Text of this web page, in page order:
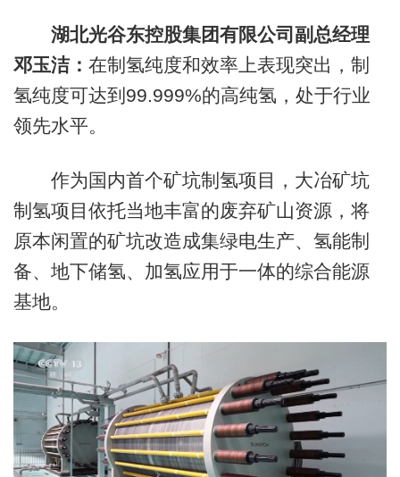
湖北光谷东控股集团有限公司副总经理
邓玉洁： 在制氢纯度和效率上表现突出，制
氢纯度可达到99.999%的高纯氢，处于行业
领先水平。
作为国内首个矿坑制氢项目，大冶矿坑
制氢项目依托当地丰富的废弃矿山资源，将
原本闲置的矿坑改造成集绿电生产、氢能制
备、地下储氢、加氢应用于一体的综合能源
基地。